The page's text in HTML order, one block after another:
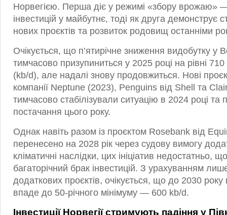
Норвегією. Перша діє у режимі «збору врожаю»
інвестицій у майбутнє, тоді як друга демонструє
нових проєктів та розвиток родовищ останніми
Очікується, що п’ятирічне зниження видобутку у
тимчасово призупиниться у 2025 році на рівні
(kb/d), але надалі знову продовжиться. Нові
компанії Neptune (2023), Penguins від Shell та
тимчасово стабілізували ситуацію в 2024 році та
постачання цього року.
Однак навіть разом із проєктом Rosebank від
перенесено на 2028 рік через судову вимогу
кліматичні наслідки, цих ініціатив недостатньо,
багаторічний брак інвестицій. З урахуванням
додаткових проєктів, очікується, що до 2030 року
впаде до 50-річного мінімуму — 600 kb/d.
Інвестиції Норвегії стримують падіння у